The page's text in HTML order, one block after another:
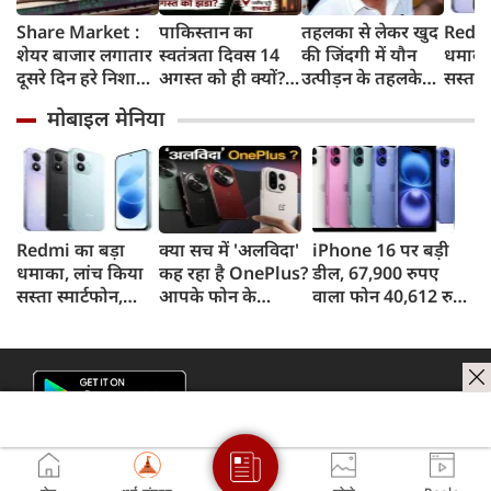
Share Market :
शेयर बाजार लगातार
दूसरे दिन हरे निशान
अंक चढ़ा, निफ्टी
24,600 के पार
पाकिस्तान का
स्वतंत्रता दिवस 14
अगस्त को ही क्यों?
दिन कहां मनाया
जाता है खास समारोह
तहलका से लेकर खुद
की जिंदगी में यौन
उत्पीड़न के तहलके
तरुण तेजपाल?
सस्ता
और
मोबाइल मेनिया
Redmi का बड़ा
धमाका, लांच किया
सस्ता स्मार्टफोन,
क्या सच में 'अलविदा'
कह रहा है OnePlus?
आपके फोन के
iPhone 16 पर बड़ी
डील, 67,900 रुपए
वाला फोन 40,612 रुपए